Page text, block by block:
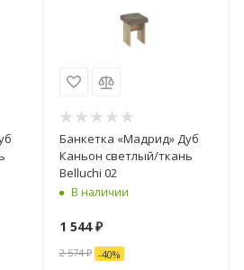
Банкетка «Мадрид» Дуб
Каньон светлый/ткань
Belluchi 02
В наличии
1 544₽
2 574₽ -40%